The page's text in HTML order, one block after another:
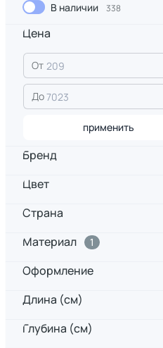
В наличии 338
Цена
От
До
применить
Бренд
Цвет
Страна
Материал
1
Оформление
Длина (см)
Глубина (см)